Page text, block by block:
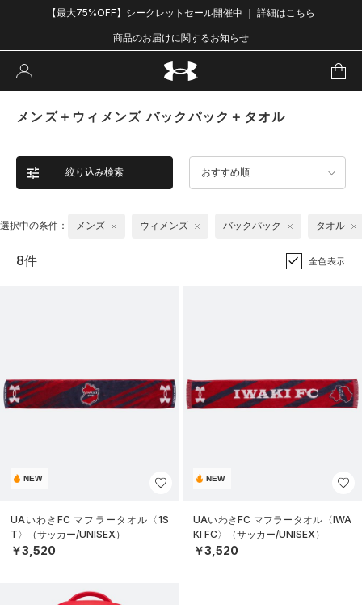
【最大75%OFF】シークレットセール開催中 ｜ 詳細はこちら
商品のお届けに関するお知らせ
メンズ＋ウィメンズ バックパック＋タオル
絞り込み検索 おすすめ順
選択中の条件： メンズ ウィメンズ バックパック タオル
8件 全色表示
NEW
UAいわきFC マフラータオル〈1S
T〉（サッカー/UNISEX）
￥3,520
NEW
UAいわきFC マフラータオル〈IWA
KI FC〉（サッカー/UNISEX）
￥3,520